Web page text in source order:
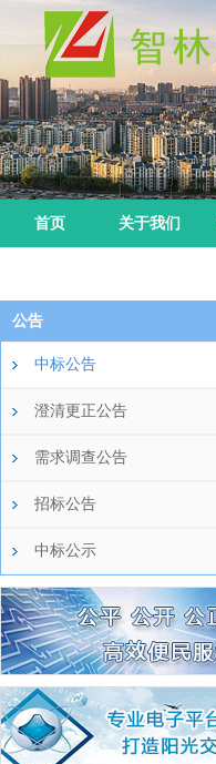
首页 关于我们
公告
中标公告
澄清更正公告
需求调查公告
招标公告
中标公示